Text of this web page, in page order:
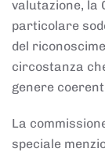
valutazione, la
particolare
del
circostanza
genere
La
speciale